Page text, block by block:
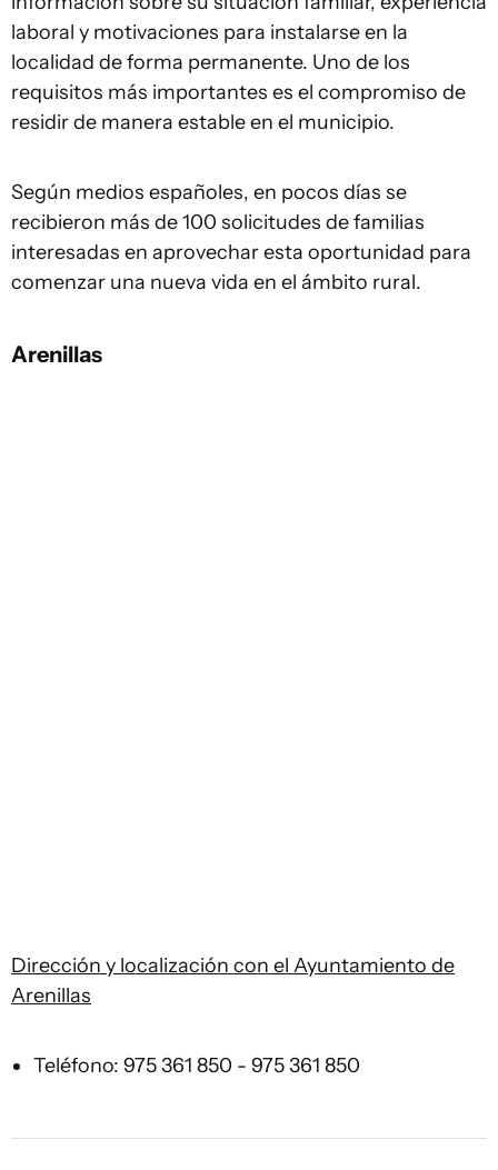
laboral y motivaciones para instalarse en la
localidad de forma permanente. Uno de los
requisitos más importantes es el compromiso de
residir de manera estable en el municipio.
Según medios españoles, en pocos días se
recibieron más de 100 solicitudes de familias
interesadas en aprovechar esta oportunidad para
comenzar una nueva vida en el ámbito rural.
Arenillas
Dirección y localización con el Ayuntamiento de
Arenillas
Teléfono: 975 361 850 - 975 361 850